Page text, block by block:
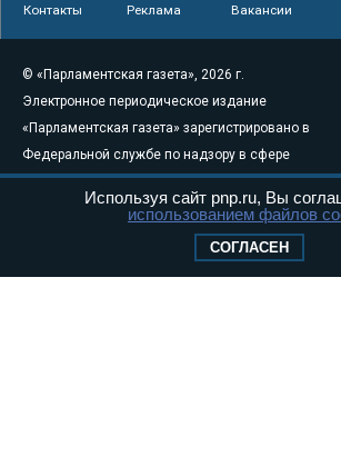
Контакты Реклама Вакансии
© «Парламентская газета», 2026 г.
Электронное периодическое издание
«Парламентская газета» зарегистрировано в
Федеральной службе по надзору в сфере
связи, информационных технологий и
массовых коммуникаций (Роскомнадзор) 05
Свидетельство о регистрации Эл № ФС77-
Используя сайт pnp.ru, Вы
использованием файлов
СОГЛАСЕН